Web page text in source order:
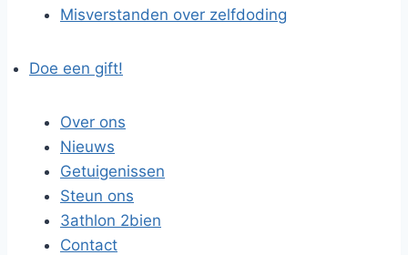
Misverstanden over zelfdoding
Doe een gift!
Over ons
Nieuws
Getuigenissen
Steun ons
3athlon 2bien
Contact